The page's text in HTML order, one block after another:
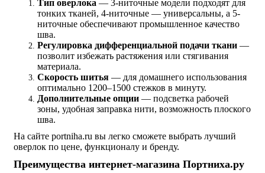
Тип оверлока — 3-ниточные модели подходят для
тонких тканей, 4-ниточные — универсальны, а 5-
ниточные обеспечивают промышленное качество
шва.
Регулировка дифференциальной подачи ткани —
позволит избежать растяжения или стягивания
материала.
Скорость шитья — для домашнего использования
оптимально 1200–1500 стежков в минуту.
Дополнительные опции — подсветка рабочей
зоны, удобная заправка нити, возможность плоского
шва.
На сайте portniha.ru вы легко сможете выбрать лучший
оверлок по цене, функционалу и бренду.
Преимущества интернет-магазина Портниха.ру